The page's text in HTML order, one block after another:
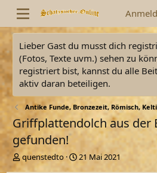
Lieber Gast du musst dich
(Fotos, Texte uvm.) sehen zu
registriert bist, kannst du alle
aktiv daran beteiligen.
Antike Funde, Bronzezeit, Römisch,
Griffplattendolch aus der
gefunden!
E
r
quenstedto
E
21 Mai 2021